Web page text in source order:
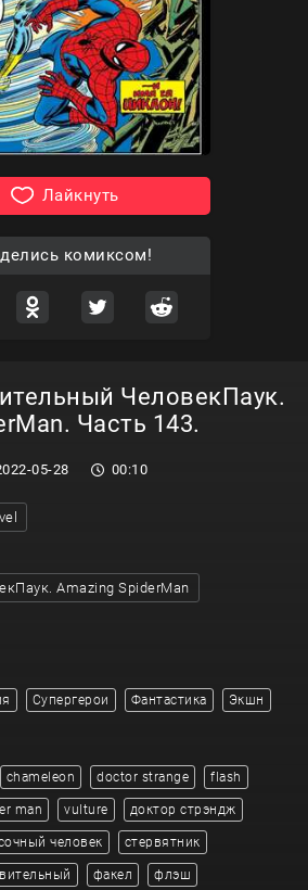
Лайкнуть
комиксом!
ЧеловекПаук.
Часть 143.
05-28 00:10
Amazing SpiderMan
Супергерои Фантастика Экшн
chameleon doctor strange flash
man vulture доктор стрэндж
человек стервятник
факел флэш